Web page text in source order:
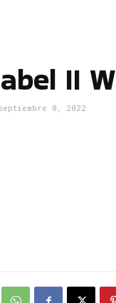
II
septiembre 8, 2022